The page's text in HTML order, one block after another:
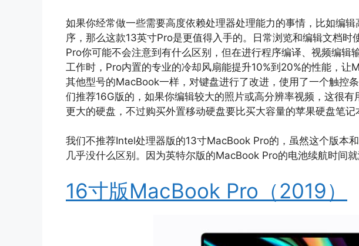
如果你经常做一些需要高度依赖处理器处理能力的事情，比如编
序，那么这款13英寸Pro是更值得入手的。日常浏览和编辑文档
Pro你可能不会注意到有什么区别，但在进行程序编译、视频编辑
工作时，Pro内置的专业的冷却风扇能提升10%到20%的性能，让
其他型号的MacBook一样，对键盘进行了改进，使用了一个触控
们推荐16G版的，如果你编辑较大的照片或高分辨率视频，这很
更大的硬盘，不过购买外置移动硬盘要比买大容量的苹果硬盘笔记
我们不推荐Intel处理器版的13寸MacBook Pro的，虽然这个版本
几乎没什么区别。因为英特尔版的MacBook Pro的电池续航时间就
16寸版MacBook Pro（2019）